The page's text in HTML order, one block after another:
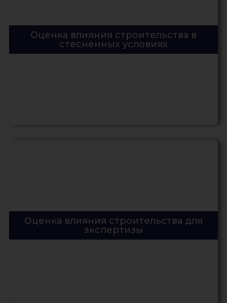
Оценка влияния строительства в
стеснённых условиях
Оценка влияния строительства для
экспертизы